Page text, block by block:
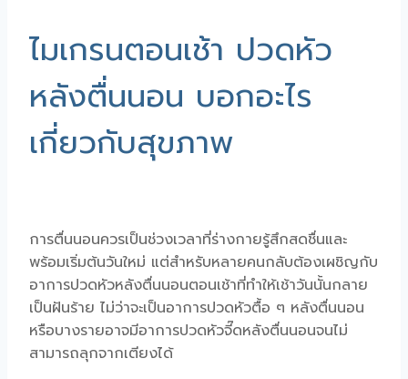
ไมเกรนตอนเช้า ปวดหัว
หลังตื่นนอน บอกอะไร
เกี่ยวกับสุขภาพ
การตื่นนอนควรเป็นช่วงเวลาที่ร่างกายรู้สึกสดชื่นและ
พร้อมเริ่มต้นวันใหม่ แต่สำหรับหลายคนกลับต้องเผชิญกับ
อาการปวดหัวหลังตื่นนอนตอนเช้าที่ทำให้เช้าวันนั้นกลาย
เป็นฝันร้าย ไม่ว่าจะเป็นอาการปวดหัวตื้อ ๆ หลังตื่นนอน
หรือบางรายอาจมีอาการปวดหัวจี๊ดหลังตื่นนอนจนไม่
สามารถลุกจากเตียงได้